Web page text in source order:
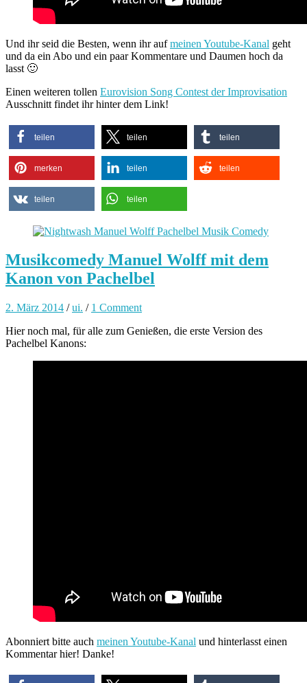
Und ihr seid die Besten, wenn ihr aufmeinen Youtube-Kanal geht
und da ein Abo und ein paar Kommentare und Daumen hoch da
lasst 🙂
Einen weiteren tollen Eurovision Song Contest der Improvisation
Ausschnitt findet ihr hinter dem Link!
teilen teilen teilen
merken teilen teilen
teilen teilen
Musikcomedy Manuel Wolff mit dem
Kanon von Pachelbel
2. März 2014 /ui. / 1 Comment
Hier noch mal, für alle zum Genießen, die erste Version des
Pachelbel Kanons:
Abonniert bitte auch meinen Youtube-Kanal und hinterlasst einen
Kommentar hier! Danke!